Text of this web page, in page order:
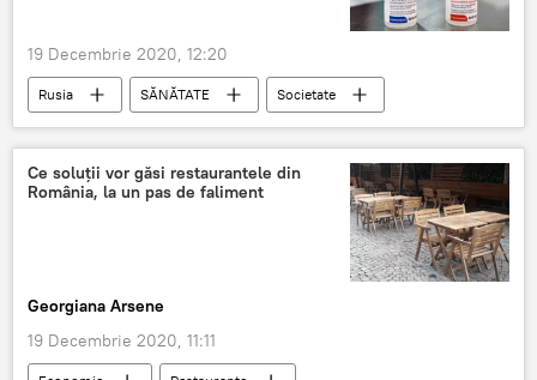
19 Decembrie 2020, 12:20
Rusia SĂNĂTATE
Societate
Vaccinul Sputnik V
Vaccinare
Ce soluții vor găsi restaurantele din
România, la un pas de faliment
Georgiana Arsene
19 Decembrie 2020, 11:11